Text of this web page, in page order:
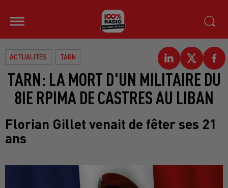
ACTUALITÉS TARN
TARN: LA MORT D'UN MILITAIRE DU
8IE RPIMA DE CASTRES AU LIBAN
Florian Gillet venait de fêter ses 21
ans